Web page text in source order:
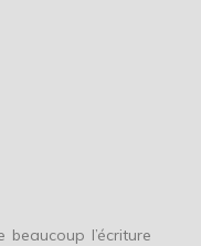
l’écriture